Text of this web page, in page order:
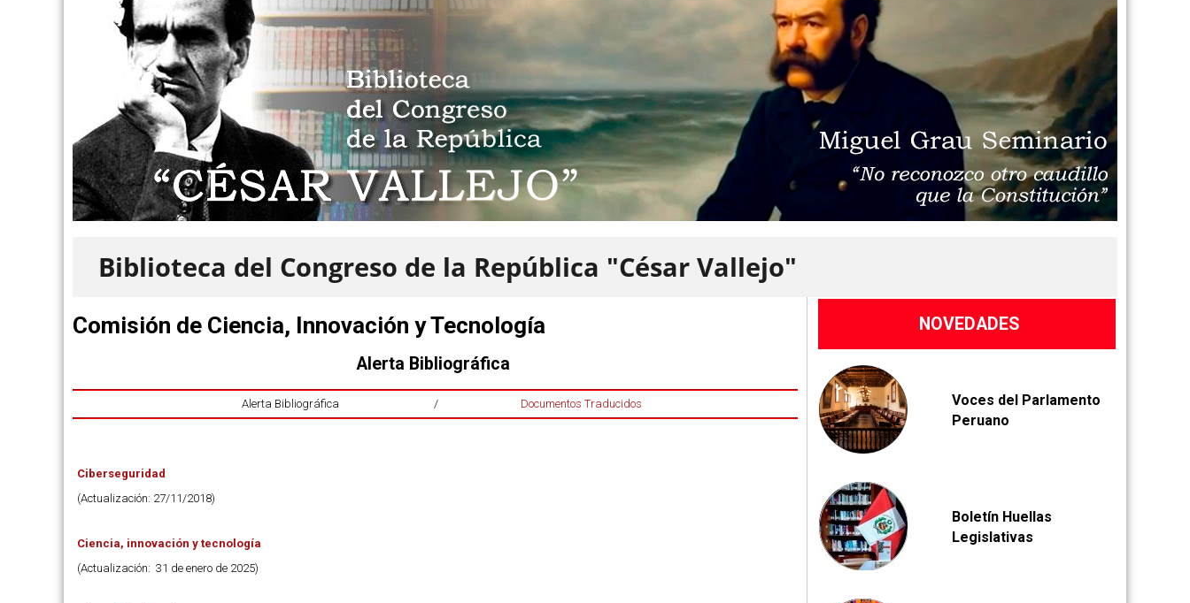
Biblioteca del Congreso de la República "César Vallejo"
Comisión de Ciencia, Innovación y Tecnología
Alerta Bibliográfica
Alerta Bibliográfica / Documentos Traducidos
Ciberseguridad
(Actualización: 27/11/2018)
Ciencia, innovación y tecnología
(Actualización: 31 de enero de 2025)
NOVEDADES
Voces del Parlamento
Peruano
Boletín Huellas
Legislativas